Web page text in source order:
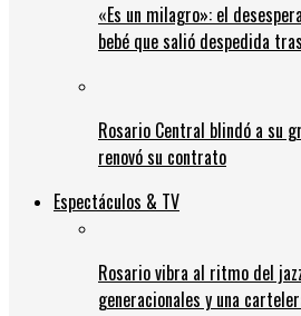
«Es un milagro»: el
bebé que salió despedida
Rosario Central blindó a su
renovó su contrato
Espectáculos & TV
Rosario vibra al ritmo del
generacionales y una